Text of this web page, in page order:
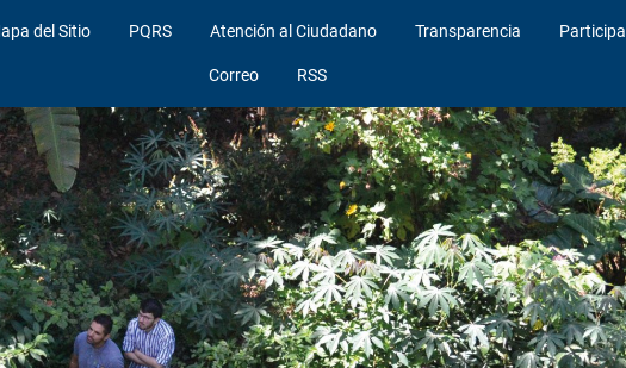
del Sitio PQRS Atención al Ciudadano Transparencia Participa
Correo RSS